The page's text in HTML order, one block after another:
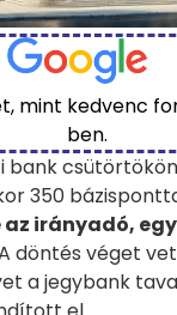
mint kedvenc
ben.
bank
350
irányadó,
döntés véget
a jegybank